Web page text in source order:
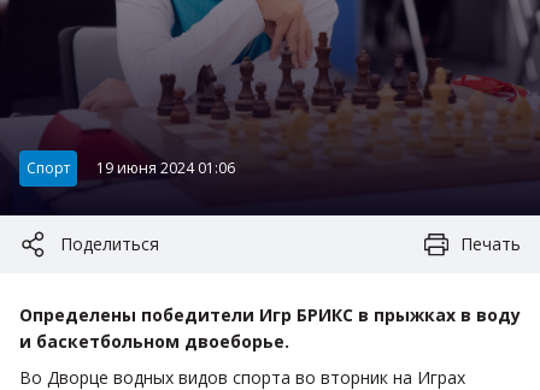
Категория:
Спорт 19 июня 2024 01:06
Поделиться Печать
Определены победители Игр БРИКС в прыжках в воду
и баскетбольном двоеборье.
Во Дворце водных видов спорта во вторник на Играх